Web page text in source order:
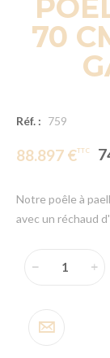
70
Réf. : 759
88.897 €
Notre poêle à
avec un réchaud